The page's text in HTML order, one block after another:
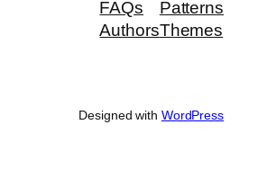
FAQs
Authors
Patterns
Themes
Designed with WordPress